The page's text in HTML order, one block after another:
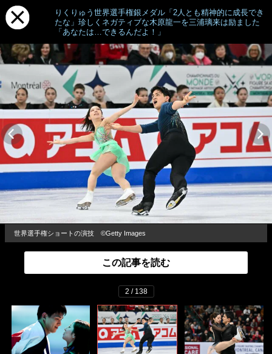
りくりゅう世界選手権銀メダル「2人とも精神的に成長でき
たな」珍しくネガティブな木原龍一を三浦璃来は励ました
「あなたは…できるんだよ！」
世界選手権ショートの演技 ©︎Getty Images
この記事を読む
2 / 138